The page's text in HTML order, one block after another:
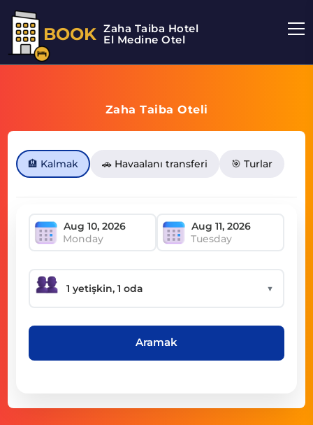
BOOK Zaha Taiba Hotel
El Medine Otel
Zaha Taiba Oteli
🏨 Kalmak 🚗 Havaalanı transferi 🎯 Turlar
Monday Tuesday
▼
Aramak